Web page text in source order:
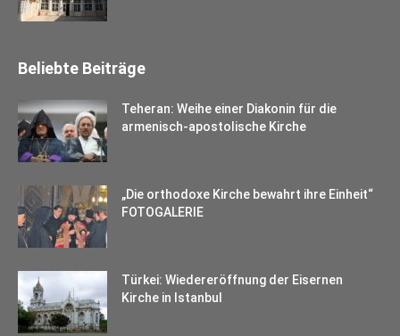
Beliebte Beiträge
Teheran: Weihe einer Diakonin für die
armenisch-apostolische Kirche
„Die orthodoxe Kirche bewahrt ihre Einheit“
FOTOGALERIE
Türkei: Wiedereröffnung der Eisernen
Kirche in Istanbul